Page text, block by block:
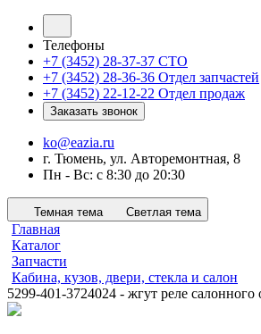
Телефоны
+7 (3452) 28-37-37 СТО
+7 (3452) 28-36-36 Отдел запчастей
+7 (3452) 22-12-22 Отдел продаж
Заказать звонок
ko@eazia.ru
г. Тюмень, ул. Авторемонтная, 8
Пн - Вс: с 8:30 до 20:30
Темная тема Светлая тема
Главная
Каталог
Запчасти
Кабина, кузов, двери, стекла и салон
5299-401-3724024 - жгут реле салонного